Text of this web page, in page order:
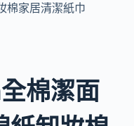
棉家居清潔紙巾
棉潔面